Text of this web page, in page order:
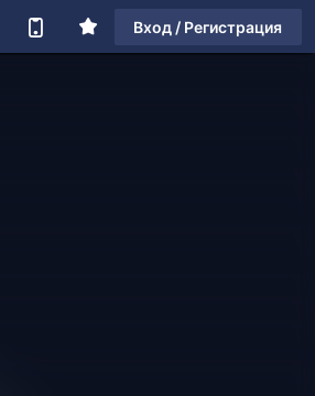
Вход / Регистрация